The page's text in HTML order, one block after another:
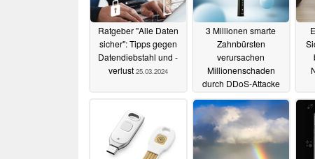
Ratgeber "Alle Daten
sicher": Tipps gegen
Datendiebstahl und -
verlust 25.03.2024
3 Millionen smarte
Zahnbürsten
verursachen
Millionenschaden
durch DDoS-Attacke
06.02.2024